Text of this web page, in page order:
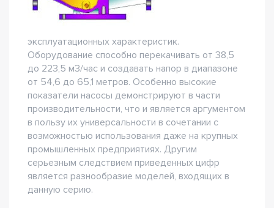
эксплуатационных характеристик.
Оборудование способно перекачивать от 38,5
до 223,5 м3/час и создавать напор в диапазоне
от 54,6 до 65,1 метров. Особенно высокие
показатели насосы демонстрируют в части
производительности, что и является аргументом
в пользу их универсальности в сочетании с
возможностью использования даже на крупных
промышленных предприятиях. Другим
серьезным следствием приведенных цифр
является разнообразие моделей, входящих в
данную серию.